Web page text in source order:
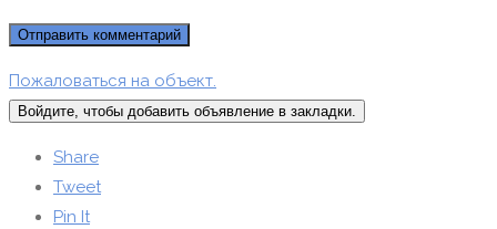
Пожаловаться на объект.
Войдите, чтобы добавить объявление в закладки.
Share
Tweet
Pin It